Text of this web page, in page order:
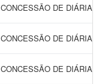
CONCESSÃO DE DIÁRIAS
CONCESSÃO DE DIÁRIAS
CONCESSÃO DE DIÁRIAS